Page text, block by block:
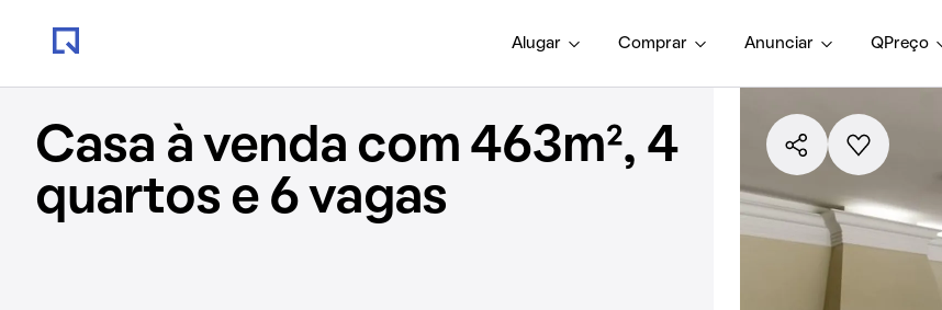
Alugar Comprar Anunciar QPreço
Casa à venda com 463m², 4
quartos e 6 vagas